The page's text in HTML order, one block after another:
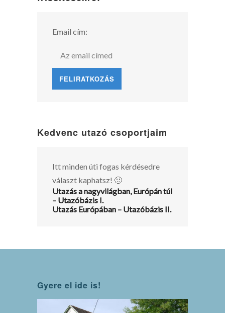
Email cím:
Kedvenc utazó csoportjaim
Itt minden úti fogas kérdésedre
választ kaphatsz! 🙂
Utazás a nagyvilágban, Európán túl
– Utazóbázis I.
Utazás Európában – Utazóbázis II.
Gyere el ide is!